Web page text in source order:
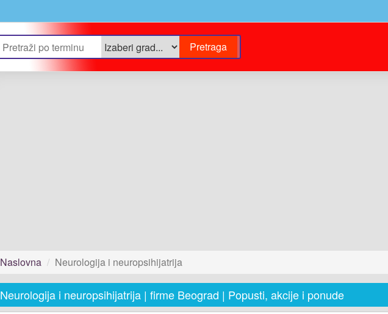
Naslovna Neurologija i neuropsihijatrija
Neurologija i neuropsihijatrija | firme Beograd | Popusti, akcije i ponude